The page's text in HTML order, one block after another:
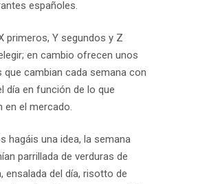
españoles.
primeros, Y segundos y Z
en cambio ofrecen unos
que cambian cada semana con
día en función de lo que
en el mercado.
hagáis una idea, la semana
parrillada de verduras de
ensalada del día, risotto de